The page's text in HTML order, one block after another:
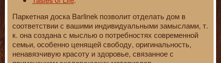
Паркетная доска Barlinek позволит отделать дом в
соответствии с вашими индивидуальными замыслами, т.
к. она создана с мыслью о потребностях современной
семьи, особенно ценящей свободу, оригинальность,
ненавязчивую красоту и здоровье, связанное с